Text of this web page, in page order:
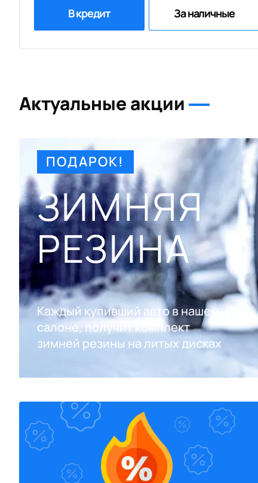
В кредит За наличные
Актуальные акции
ПОДАРОК!
ЗИМНЯЯ
РЕЗИНА
Каждый купивший авто в нашем
салоне, получит комплект
зимней резины на литых дисках